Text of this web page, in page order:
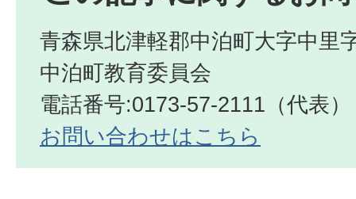
青森県北津軽郡中泊町大字中里
中泊町教育委員会
電話番号:0173-57-2111（代表）
お問い合わせはこちら